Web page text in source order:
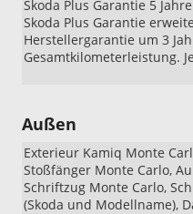
Skoda Plus Garantie 5
Skoda Plus Garantie
Herstellergarantie um 3
Gesamtkilometerleistung.
Außen
Exterieur Kamiq Monte
Stoßfänger Monte Carlo,
Schriftzug Monte Carlo,
(Skoda und Modellname),